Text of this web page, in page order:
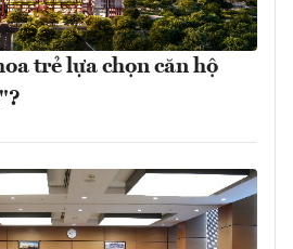
trẻ lựa chọn căn hộ